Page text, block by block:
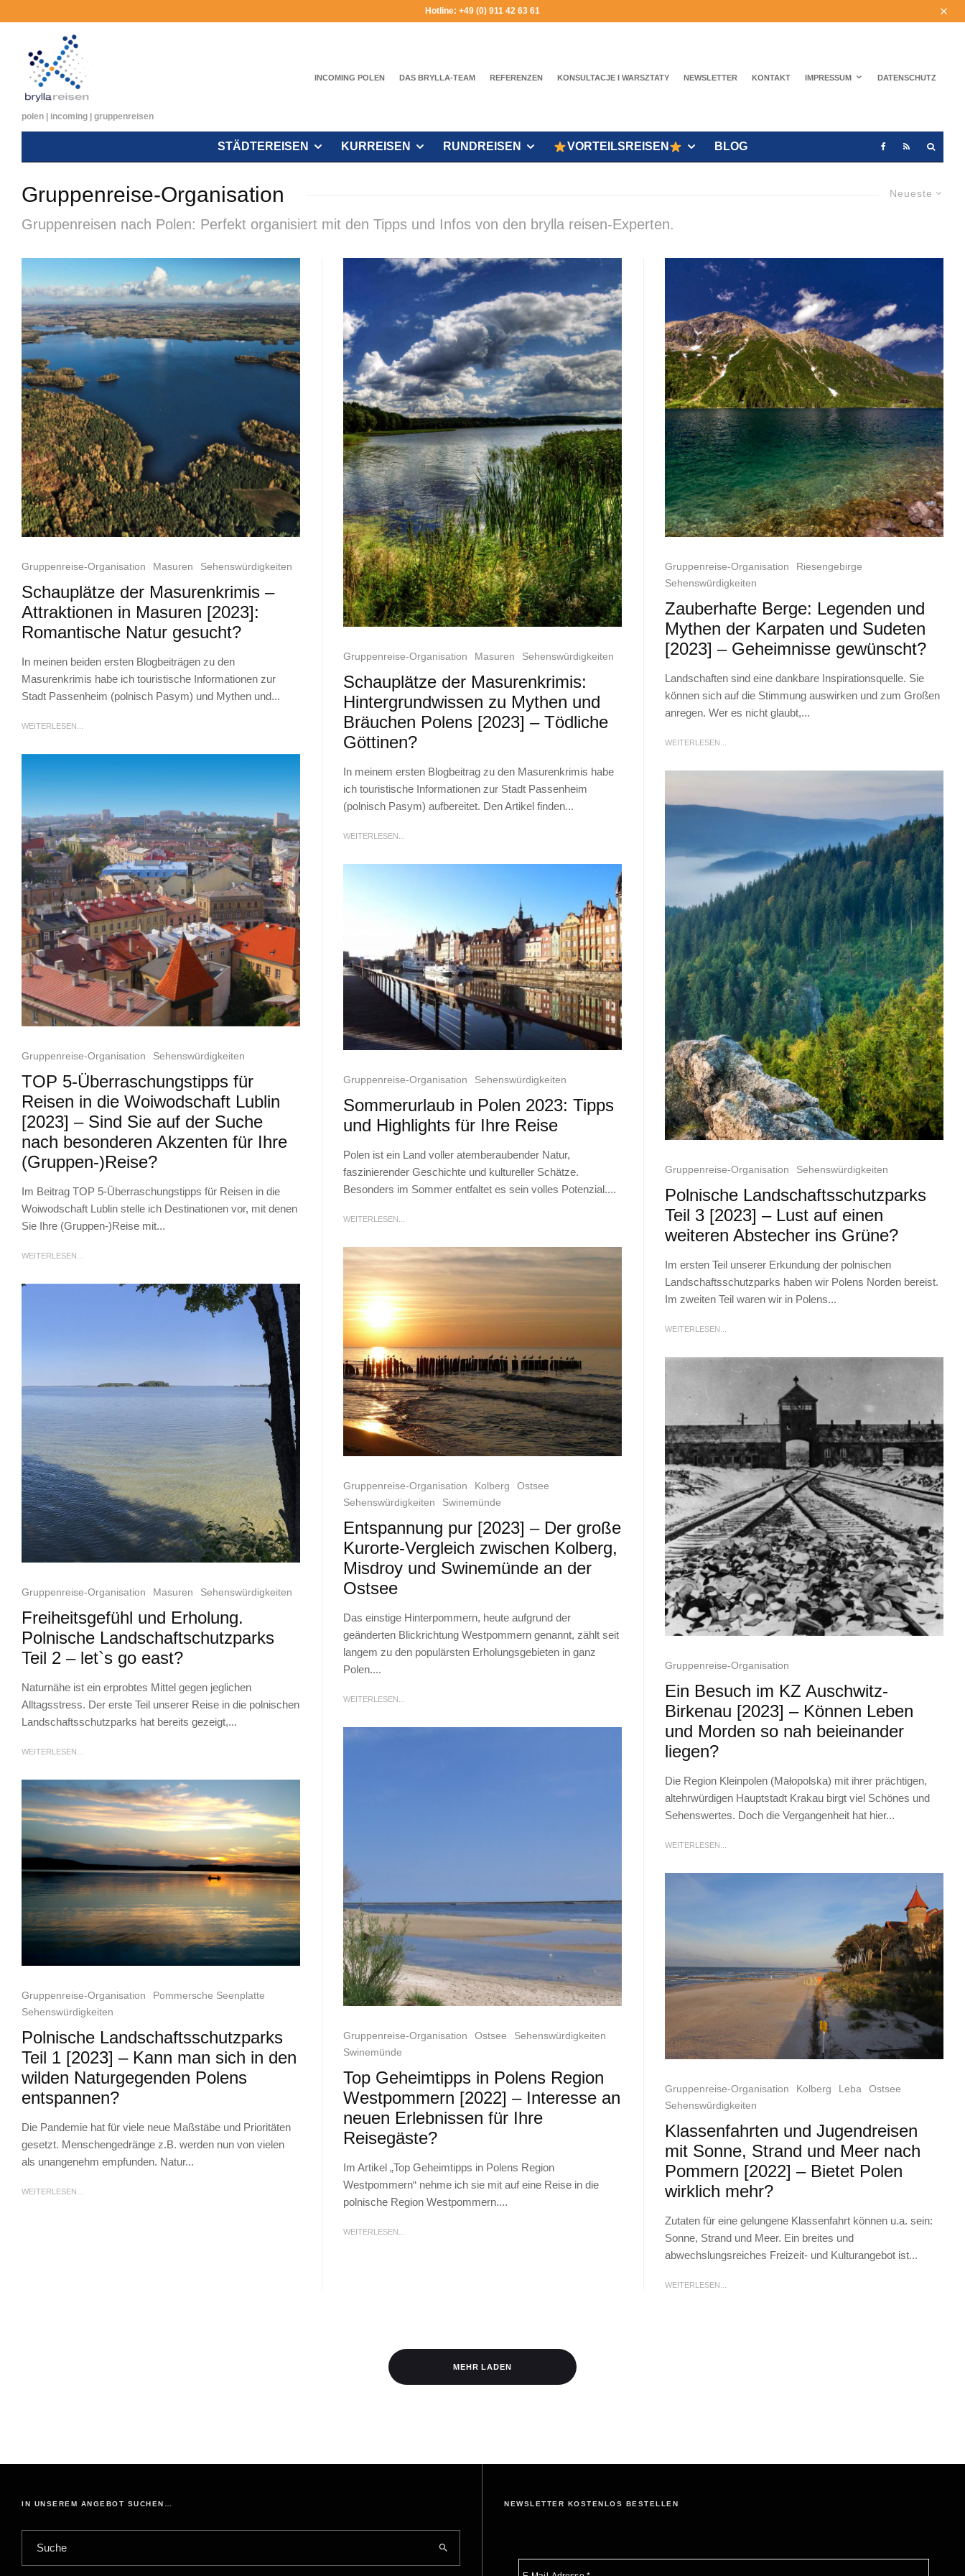
Hotline: +49 (0) 911 42 63 61
polen | incoming | gruppenreisen
INCOMING POLEN DAS BRYLLA-TEAM REFERENZEN KONSULTACJE I WARSZTATY NEWSLETTER KONTAKT IMPRESSUM DATENSCHUTZ
STÄDTEREISEN KURREISEN RUNDREISEN VORTEILSREISEN BLOG
Neueste
Gruppenreise-Organisation
Gruppenreisen nach Polen: Perfekt organisiert mit den Tipps und Infos von den brylla reisen-Experten.
Gruppenreise-Organisation Masuren Sehenswürdigkeiten
Schauplätze der Masurenkrimis –
Attraktionen in Masuren [2023]:
Romantische Natur gesucht?
In meinen beiden ersten Blogbeiträgen zu den
Masurenkrimis habe ich touristische Informationen zur
Stadt Passenheim (polnisch Pasym) und Mythen und...
WEITERLESEN...
Gruppenreise-Organisation Sehenswürdigkeiten
TOP 5-Überraschungstipps für
Reisen in die Woiwodschaft Lublin
[2023] – Sind Sie auf der Suche
nach besonderen Akzenten für Ihre
(Gruppen-)Reise?
Im Beitrag TOP 5-Überraschungstipps für Reisen in die
Woiwodschaft Lublin stelle ich Destinationen vor, mit denen
Sie Ihre (Gruppen-)Reise mit...
WEITERLESEN...
Gruppenreise-Organisation Masuren Sehenswürdigkeiten
Freiheitsgefühl und Erholung.
Polnische Landschaftschutzparks
Teil 2 – let`s go east?
Naturnähe ist ein erprobtes Mittel gegen jeglichen
Alltagsstress. Der erste Teil unserer Reise in die polnischen
Landschaftsschutzparks hat bereits gezeigt,...
WEITERLESEN...
Gruppenreise-Organisation
Pommersche Seenplatte
Sehenswürdigkeiten
Polnische Landschaftsschutzparks
Teil 1 [2023] – Kann man sich in den
wilden Naturgegenden Polens
entspannen?
Die Pandemie hat für viele neue Maßstäbe und Prioritäten
gesetzt. Menschengedränge z.B. werden nun von vielen
als unangenehm empfunden. Natur...
WEITERLESEN...
Gruppenreise-Organisation Masuren Sehenswürdigkeiten
Schauplätze der Masurenkrimis:
Hintergrundwissen zu Mythen und
Bräuchen Polens [2023] – Tödliche
Göttinen?
In meinem ersten Blogbeitrag zu den Masurenkrimis habe
ich touristische Informationen zur Stadt Passenheim
(polnisch Pasym) aufbereitet. Den Artikel finden...
WEITERLESEN...
Gruppenreise-Organisation Sehenswürdigkeiten
Sommerurlaub in Polen 2023: Tipps
und Highlights für Ihre Reise
Polen ist ein Land voller atemberaubender Natur,
faszinierender Geschichte und kultureller Schätze.
Besonders im Sommer entfaltet es sein volles Potenzial....
WEITERLESEN...
Gruppenreise-Organisation Kolberg
Ostsee
Sehenswürdigkeiten
Swinemünde
Entspannung pur [2023] – Der große
Kurorte-Vergleich zwischen Kolberg,
Misdroy und Swinemünde an der
Ostsee
Das einstige Hinterpommern, heute aufgrund der
geänderten Blickrichtung Westpommern genannt, zählt seit
langem zu den populärsten Erholungsgebieten in ganz
Polen....
WEITERLESEN...
Gruppenreise-Organisation Ostsee
Sehenswürdigkeiten
Swinemünde
Top Geheimtipps in Polens Region
Westpommern [2022] – Interesse an
neuen Erlebnissen für Ihre
Reisegäste?
Im Artikel „Top Geheimtipps in Polens Region
Westpommern“ nehme ich sie mit auf eine Reise in die
polnische Region Westpommern....
WEITERLESEN...
Gruppenreise-Organisation
Riesengebirge
Sehenswürdigkeiten
Zauberhafte Berge: Legenden und
Mythen der Karpaten und Sudeten
[2023] – Geheimnisse gewünscht?
Landschaften sind eine dankbare Inspirationsquelle. Sie
können sich auf die Stimmung auswirken und zum Großen
anregen. Wer es nicht glaubt,...
WEITERLESEN...
Gruppenreise-Organisation Sehenswürdigkeiten
Polnische Landschaftsschutzparks
Teil 3 [2023] – Lust auf einen
weiteren Abstecher ins Grüne?
Im ersten Teil unserer Erkundung der polnischen
Landschaftsschutzparks haben wir Polens Norden bereist.
Im zweiten Teil waren wir in Polens...
WEITERLESEN...
Gruppenreise-Organisation
Ein Besuch im KZ Auschwitz-
Birkenau [2023] – Können Leben
und Morden so nah beieinander
liegen?
Die Region Kleinpolen (Małopolska) mit ihrer prächtigen,
altehrwürdigen Hauptstadt Krakau birgt viel Schönes und
Sehenswertes. Doch die Vergangenheit hat hier...
WEITERLESEN...
Gruppenreise-Organisation Kolberg Leba
Ostsee
Sehenswürdigkeiten
Klassenfahrten und Jugendreisen
mit Sonne, Strand und Meer nach
Pommern [2022] – Bietet Polen
wirklich mehr?
Zutaten für eine gelungene Klassenfahrt können u.a. sein:
Sonne, Strand und Meer. Ein breites und
abwechslungsreiches Freizeit- und Kulturangebot ist...
WEITERLESEN...
MEHR LADEN
IN UNSEREM ANGEBOT SUCHEN… NEWSLETTER KOSTENLOS BESTELLEN